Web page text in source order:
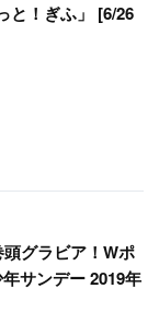
と！ぎふ」 [6/26
グラビア！Wポ
サンデー 2019年